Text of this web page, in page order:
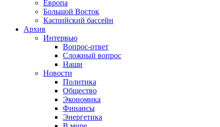
Европа
Большой Восток
Каспийский бассейн
Архив
Интервью
Вопрос-ответ
Сложный вопрос
Наши
Новости
Политика
Общество
Экономика
Финансы
Энергетика